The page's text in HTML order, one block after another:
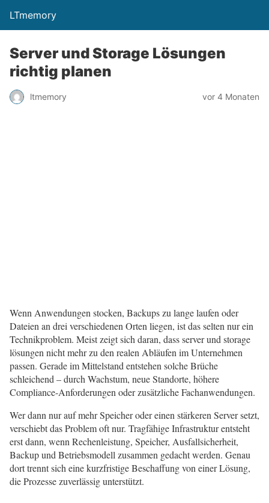
LTmemory
Server und Storage Lösungen
richtig planen
ltmemory vor 4 Monaten
Wenn Anwendungen stocken, Backups zu lange laufen oder
Dateien an drei verschiedenen Orten liegen, ist das selten nur ein
Technikproblem. Meist zeigt sich daran, dass server und storage
lösungen nicht mehr zu den realen Abläufen im Unternehmen
passen. Gerade im Mittelstand entstehen solche Brüche
schleichend – durch Wachstum, neue Standorte, höhere
Compliance-Anforderungen oder zusätzliche Fachanwendungen.
Wer dann nur auf mehr Speicher oder einen stärkeren Server setzt,
verschiebt das Problem oft nur. Tragfähige Infrastruktur entsteht
erst dann, wenn Rechenleistung, Speicher, Ausfallsicherheit,
Backup und Betriebsmodell zusammen gedacht werden. Genau
dort trennt sich eine kurzfristige Beschaffung von einer Lösung,
die Prozesse zuverlässig unterstützt.